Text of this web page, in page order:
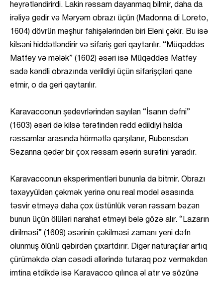
heyrətləndirirdi. Lakin rəssam dayanmaq bilmir, daha da
irəliyə gedir və Məryəm obrazı üçün (Madonna di Loreto,
1604) dövrün məşhur fahişələrindən biri Eleni çəkir. Bu isə
kilsəni hiddətləndirir və sifariş geri qaytarılır. “Müqəddəs
Matfey və mələk” (1602) əsəri isə Müqəddəs Matfey
sadə kəndli obrazında verildiyi üçün sifarişçiləri qane
etmir, o da geri qaytarılır.
Karavacconun şedevrlərindən sayılan “İsanın dəfni”
(1603) əsəri də kilsə tərəfindən rədd edildiyi halda
rəssamlar arasında hörmətlə qarşılanır, Rubensdən
Sezanna qədər bir çox rəssam əsərin surətini yaradır.
Karavacconun eksperimentləri bununla da bitmir. Obrazı
təxəyyüldən çəkmək yerinə onu real model əsasında
təsvir etməyə daha çox üstünlük verən rəssam bəzən
bunun üçün ölüləri narahat etməyi belə gözə alır. “Lazarın
dirilməsi” (1609) əsərinin çəkilməsi zamanı yeni dəfn
olunmuş ölünü qəbirdən çıxartdırır. Digər naturaçılar artıq
çürüməkdə olan cəsədi əllərində tutaraq poz verməkdən
imtina etdikdə isə Karavacco qılınca əl atır və sözünə